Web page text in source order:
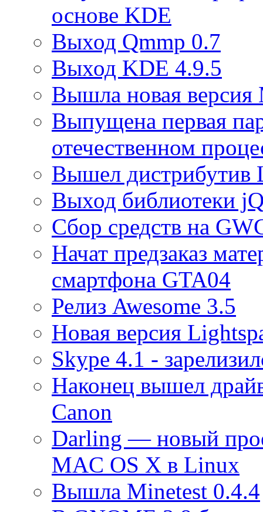
основе KDE
Выход Qmmp 0.7
Выход KDE 4.9.5
Вышла новая версия
Выпущена первая
отечественном
Вышел дистрибутив
Выход библиотеки
Сбор средств на
Начат предзаказ
смартфона GTA04
Релиз Awesome 3.5
Новая версия
Skype 4.1 -
Наконец вышел
Canon
Darling — новый
MAC OS X в Linux
Вышла Minetest 0.4.4